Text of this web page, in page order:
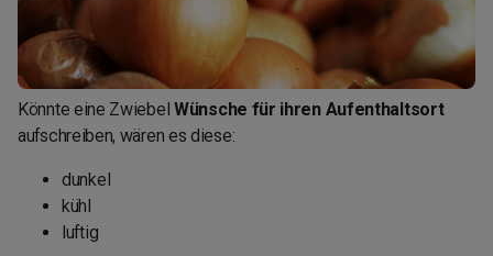
Könnte eine Zwiebel Wünsche für ihren Aufenthaltsort
aufschreiben, wären es diese:
dunkel
kühl
luftig